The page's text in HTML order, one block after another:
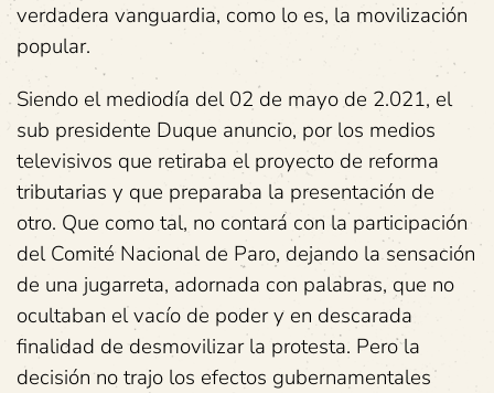
verdadera vanguardia, como lo es, la movilización
popular.
Siendo el mediodía del 02 de mayo de 2.021, el
sub presidente Duque anuncio, por los medios
televisivos que retiraba el proyecto de reforma
tributarias y que preparaba la presentación de
otro. Que como tal, no contará con la participación
del Comité Nacional de Paro, dejando la sensación
de una jugarreta, adornada con palabras, que no
ocultaban el vacío de poder y en descarada
finalidad de desmovilizar la protesta. Pero la
decisión no trajo los efectos gubernamentales